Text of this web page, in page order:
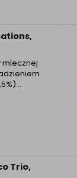
mlecznej
Trio,